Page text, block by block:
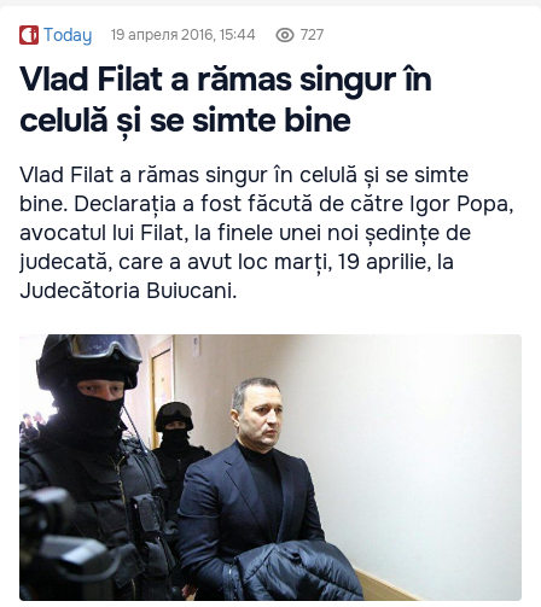
Today 19 апреля 2016, 15:44 727
Vlad Filat a rămas singur în
celulă și se simte bine
Vlad Filat a rămas singur în celulă și se simte
bine. Declarația a fost făcută de către Igor Popa,
avocatul lui Filat, la finele unei noi ședințe de
judecată, care a avut loc marți, 19 aprilie, la
Judecătoria Buiucani.